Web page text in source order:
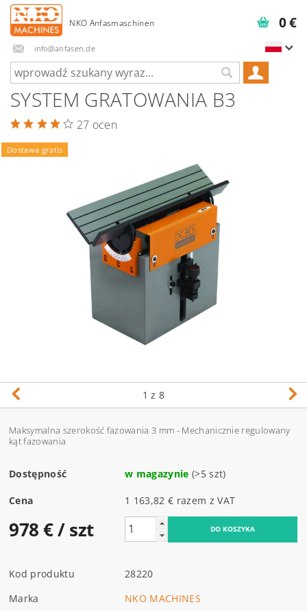
info@anfasen.de
0 €
SYSTEM GRATOWANIA B3
27 ocen
Dostawa gratis
1 z 8
Maksymalna szerokość fazowania 3 mm - Mechanicznie regulowany
kąt fazowania
Dostępność w magazynie (>5 szt)
Cena 1 163,82 € razem z VAT
978 €/ szt
Kod produktu
28220
Marka
NKO MACHINES